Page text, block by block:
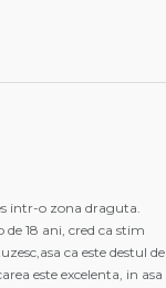
intr-o zona draguta.
18 ani, cred ca stim
ca este destul de
este excelenta, in asa